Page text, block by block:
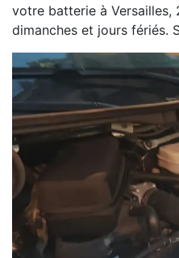
votre batterie à Versailles,
dimanches et jours fériés.